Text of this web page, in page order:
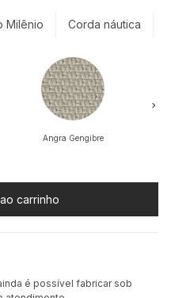
Milênio Corda náutica
Angra Gengibre
carrinho
é possível fabricar sob